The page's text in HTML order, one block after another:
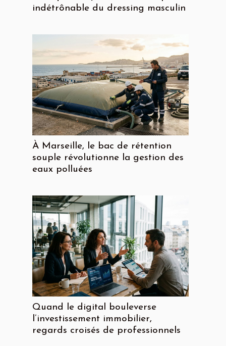
indétrônable du dressing masculin
À Marseille, le bac de rétention
souple révolutionne la gestion des
eaux polluées
Quand le digital bouleverse
l’investissement immobilier,
regards croisés de professionnels